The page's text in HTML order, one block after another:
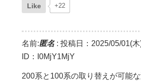
Like +22
名前:匿名: 投稿日：2025/05/01(
ID：I0MjY1MjY
200系と100系の取り替えが可能